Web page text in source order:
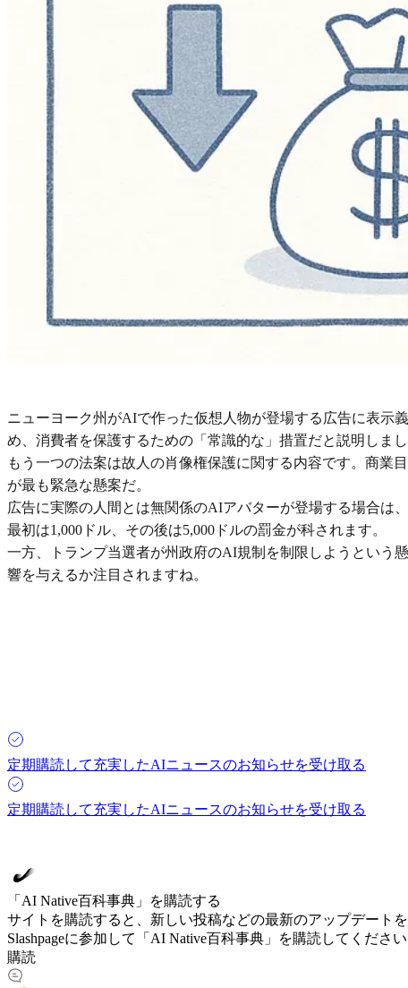
ニューヨーク州がAIで作った仮想人物が登場する広告に表示
め、消費者を保護するための「常識的な」措置だと説明しまし
もう一つの法案は故人の肖像権保護に関する内容です。商業
が最も緊急な懸案だ。
広告に実際の人間とは無関係のAIアバターが登場する場合は
最初は1,000ドル、その後は5,000ドルの罰金が科されます。
一方、トランプ当選者が州政府のAI規制を制限しようという
響を与えるか注目されますね。
定期購読して充実したAIニュースのお知らせを受け取る
定期購読して充実したAIニュースのお知らせを受け取る
「AI Native百科事典」を購読する
サイトを購読すると、新しい投稿などの最新のアップデート
Slashpageに参加して「AI Native百科事典」を購読してください
購読